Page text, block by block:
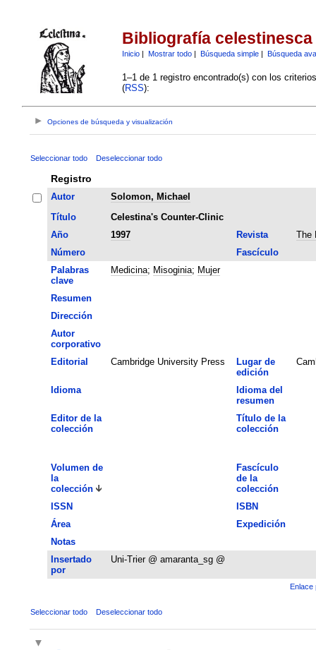
Bibliografía celestinesca
Inicio| Mostrar todo| Búsqueda simple| Búsqueda
1–1 de 1 registro encontrado(s) con los
(RSS):
Opciones de búsqueda y visualización
Seleccionar todo Deseleccionar todo
Registro
Autor
Solomon, Michael
Título
Celestina's Counter-Clinic
Año
1997 Revista
The
Número
Fascículo
Palabras
clave
Medicina; Misoginia; Mujer
Resumen
Dirección
Autor
corporativo
Editorial
Cambridge University Press
Lugar de
edición
Idioma
Idioma del
resumen
Editor de la
colección
Título de la
colección
Volumen de
la
colección
Fascículo
de la
colección
ISSN
ISBN
Área
Expedición
Notas
Insertado
por
Uni-Trier @ amaranta_sg @
Enlace
Seleccionar todo Deseleccionar todo